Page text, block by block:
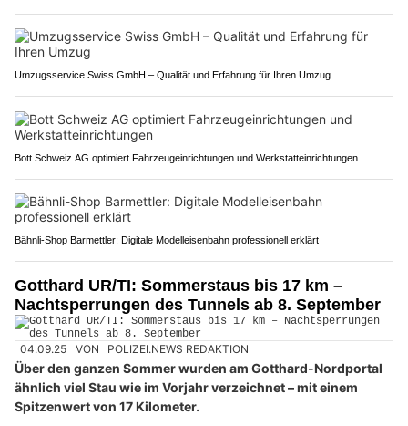
Umzugsservice Swiss GmbH – Qualität und Erfahrung für Ihren Umzug
Bott Schweiz AG optimiert Fahrzeugeinrichtungen und Werkstatteinrichtungen
Bähnli-Shop Barmettler: Digitale Modelleisenbahn professionell erklärt
Gotthard UR/TI: Sommerstaus bis 17 km –
Nachtsperrungen des Tunnels ab 8. September
04.09.25 VON POLIZEI.NEWS REDAKTION
Über den ganzen Sommer wurden am Gotthard-Nordportal
ähnlich viel Stau wie im Vorjahr verzeichnet – mit einem
Spitzenwert von 17 Kilometer.